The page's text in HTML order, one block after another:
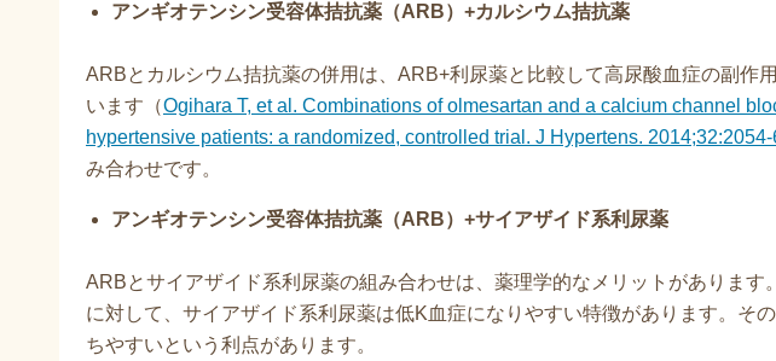
アンギオテンシン受容体拮抗薬（ARB）+カルシウム拮抗薬
ARBとカルシウム拮抗薬の併用は、ARB+利尿薬と比較して高尿酸血症の副作
います（Ogihara T, et al. Combinations of olmesartan and a calcium channel
hypertensive patients: a randomized, controlled trial. J Hypertens.
み合わせです。
アンギオテンシン受容体拮抗薬（ARB）+サイアザイド系利尿薬
ARBとサイアザイド系利尿薬の組み合わせは、薬理学的なメリットがあります
に対して、サイアザイド系利尿薬は低K血症になりやすい特徴があります。そ
ちやすいという利点があります。